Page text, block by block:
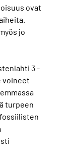
ovat
jo
3 -
voineet
turpeen